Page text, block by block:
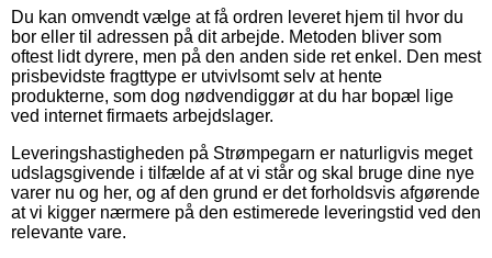
Du kan omvendt vælge at få ordren leveret hjem til hvor du
bor eller til adressen på dit arbejde. Metoden bliver som
oftest lidt dyrere, men på den anden side ret enkel. Den mest
prisbevidste fragttype er utvivlsomt selv at hente
produkterne, som dog nødvendiggør at du har bopæl lige
ved internet firmaets arbejdslager.
Leveringshastigheden på Strømpegarn er naturligvis meget
udslagsgivende i tilfælde af at vi står og skal bruge dine nye
varer nu og her, og af den grund er det forholdsvis afgørende
at vi kigger nærmere på den estimerede leveringstid ved den
relevante vare.